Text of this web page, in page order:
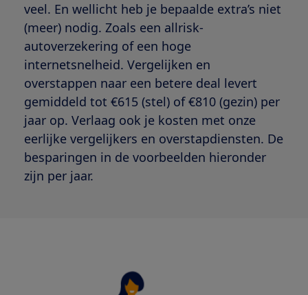
veel. En wellicht heb je bepaalde extra’s niet
(meer) nodig. Zoals een allrisk-
autoverzekering of een hoge
internetsnelheid. Vergelijken en
overstappen naar een betere deal levert
gemiddeld tot €615 (stel) of €810 (gezin) per
jaar op. Verlaag ook je kosten met onze
eerlijke vergelijkers en overstapdiensten. De
besparingen in de voorbeelden hieronder
zijn per jaar.